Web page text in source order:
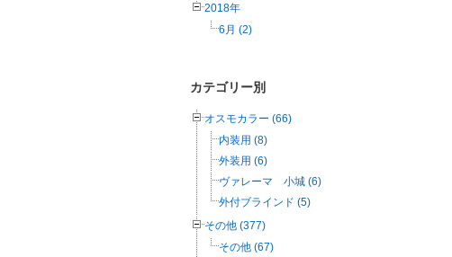
2018年
6月 (2)
カテゴリー別
オスモカラー (66)
内装用 (8)
外装用 (6)
ヴァレーマ 小城 (6)
外付ブラインド (5)
その他 (377)
その他 (67)